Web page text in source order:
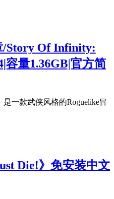
/Story Of Infinity:
容量1.36GB|官方简
一款武侠风格的Roguelike冒
Die!》免安装中文